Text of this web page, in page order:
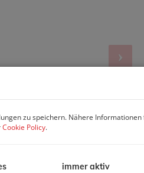
zu speichern. Nähere
Cookie Policy.
immer aktiv